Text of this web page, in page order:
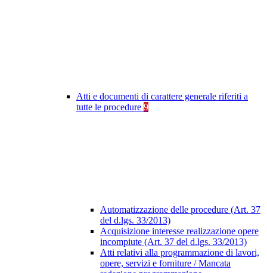
Atti e documenti di carattere generale riferiti a
tutte le procedure 9
Automatizzazione delle procedure (Art. 37
del d.lgs. 33/2013)
Acquisizione interesse realizzazione opere
incompiute (Art. 37 del d.lgs. 33/2013)
Atti relativi alla programmazione di lavori,
opere, servizi e forniture / Mancata